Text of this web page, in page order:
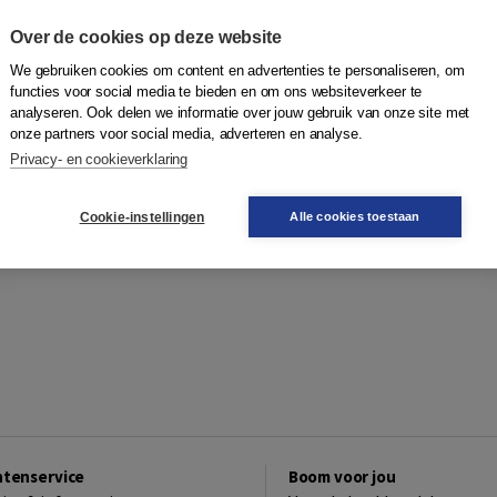
Boom voor jou
Over de cookies op deze website
We gebruiken cookies om content en advertenties te personaliseren, om
functies voor social media te bieden en om ons websiteverkeer te
analyseren. Ook delen we informatie over jouw gebruik van onze site met
onze partners voor social media, adverteren en analyse.
Privacy- en cookieverklaring
Cookie-instellingen Alle cookies toestaan